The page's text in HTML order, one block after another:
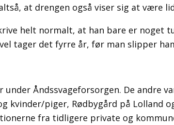
at drengen også viser sig at være
helt normalt, at han bare er
tager det fyrre år, før man slipper
Åndssvageforsorgen. De andre
piger, Rødbygård på Lolland
fra tidligere private og